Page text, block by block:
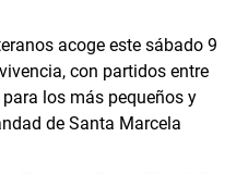
acoge este sábado 9
con partidos entre
los más pequeños y
de Santa Marcela